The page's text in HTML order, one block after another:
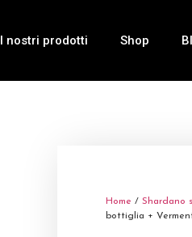
I nostri prodotti Shop
Home / Shardano
bottiglia +